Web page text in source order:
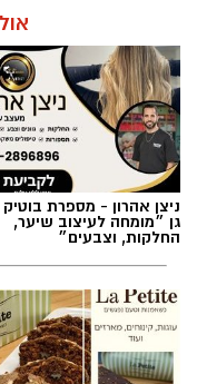
ניצן אהרון - מספרת
גן ״מומחה לעיצוב שיער,
החלקות, וצבעים״